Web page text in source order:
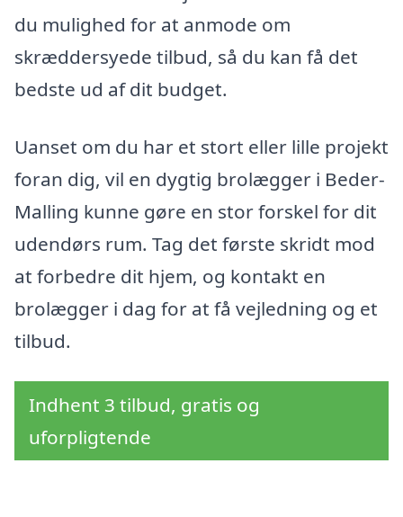
du mulighed for at anmode om
skræddersyede tilbud, så du kan få det
bedste ud af dit budget.
Uanset om du har et stort eller lille projekt
foran dig, vil en dygtig brolægger i Beder-
Malling kunne gøre en stor forskel for dit
udendørs rum. Tag det første skridt mod
at forbedre dit hjem, og kontakt en
brolægger i dag for at få vejledning og et
tilbud.
Indhent 3 tilbud, gratis og
uforpligtende